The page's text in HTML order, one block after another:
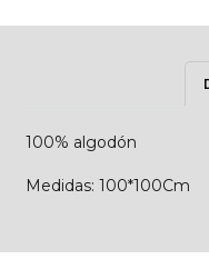
100% algodón
Medidas: 100*100Cm